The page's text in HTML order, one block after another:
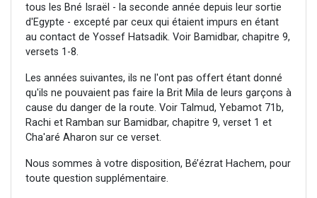
tous les Bné Israël - la seconde année depuis leur sortie
d'Egypte - excepté par ceux qui étaient impurs en étant
au contact de Yossef Hatsadik. Voir Bamidbar, chapitre 9,
versets 1-8.
Les années suivantes, ils ne l'ont pas offert étant donné
qu'ils ne pouvaient pas faire la Brit Mila de leurs garçons à
cause du danger de la route. Voir Talmud, Yebamot 71b,
Rachi et Ramban sur Bamidbar, chapitre 9, verset 1 et
Cha'aré Aharon sur ce verset.
Nous sommes à votre disposition, Bé’ézrat Hachem, pour
toute question supplémentaire.